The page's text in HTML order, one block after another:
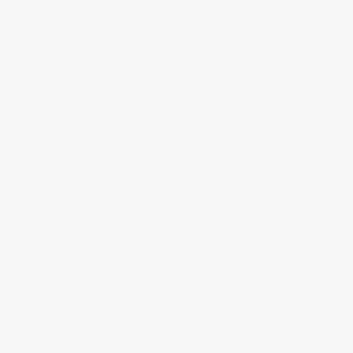
Öffnungszeiten und Informationen zu
erfolgt sind.
Raum werden aufgegriffen.